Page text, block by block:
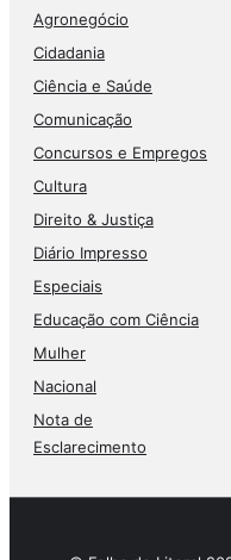
Agronegócio
Cidadania
Ciência e Saúde
Comunicação
Concursos e Empregos
Cultura
Direito & Justiça
Diário Impresso
Especiais
Educação com Ciência
Mulher
Nacional
Nota de
Esclarecimento